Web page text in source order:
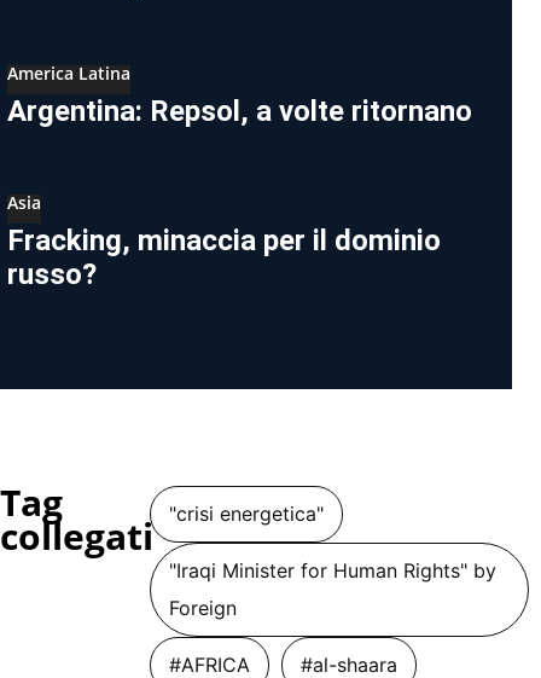
America Latina
Argentina: Repsol, a volte ritornano
Asia
Fracking, minaccia per il dominio
russo?
Tag
collegati "crisi energetica"
"Iraqi Minister for Human Rights" by
Foreign
#AFRICA #al-shaara